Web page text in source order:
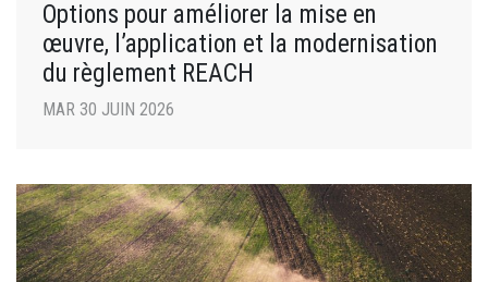
Options pour améliorer la mise en
œuvre, l’application et la modernisation
du règlement REACH
MAR 30 JUIN 2026